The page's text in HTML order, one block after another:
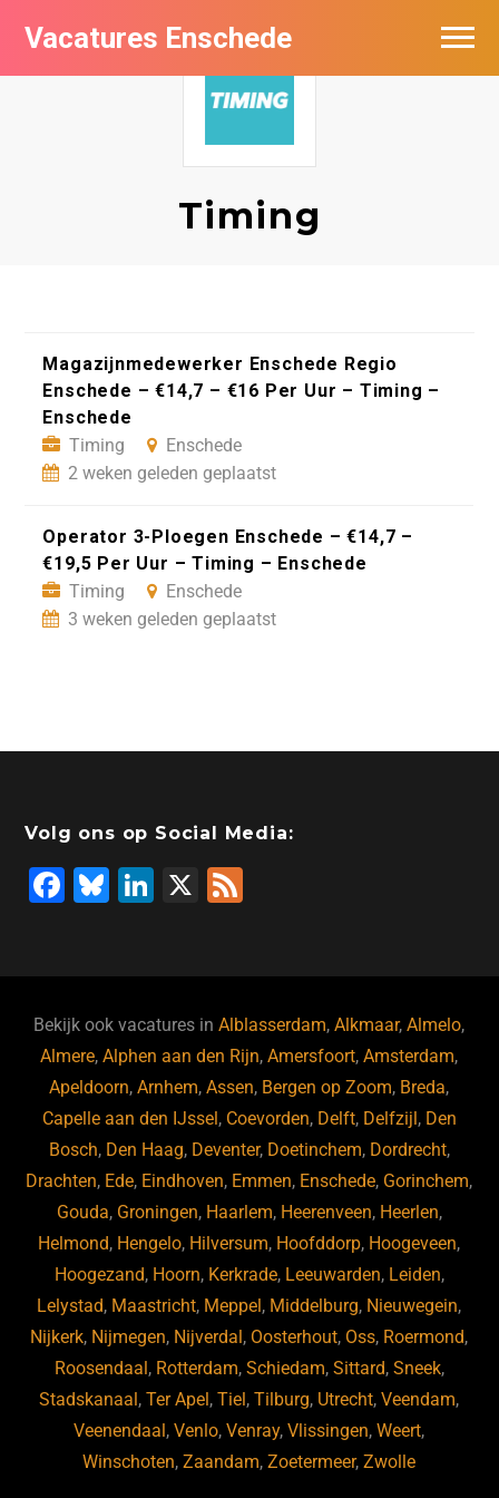
Vacatures Enschede
Timing
Magazijnmedewerker Enschede Regio
Enschede – €14,7 – €16 Per Uur – Timing –
Enschede
Timing
Enschede
2 weken geleden geplaatst
Operator 3-Ploegen Enschede – €14,7 –
€19,5 Per Uur – Timing – Enschede
Timing
Enschede
3 weken geleden geplaatst
Volg ons op Social Media:
F
b
o
o
k
Bl
ky
Li
dI
n
X
Bekijk ook vacatures inAlblasserdam,Alkmaar,Almelo,
Almere,Alphen aan den Rijn,Amersfoort,Amsterdam,
Apeldoorn,Arnhem,Assen, Bergen op Zoom, Breda,
Capelle aan den IJssel, Coevorden, Delft, Delfzijl, Den
Bosch, Den Haag, Deventer, Doetinchem, Dordrecht,
Drachten, Ede, Eindhoven, Emmen, Enschede, Gorinchem,
Gouda, Groningen, Haarlem, Heerenveen, Heerlen,
Helmond, Hengelo, Hilversum, Hoofddorp, Hoogeveen,
Hoogezand, Hoorn, Kerkrade, Leeuwarden, Leiden,
Lelystad, Maastricht, Meppel, Middelburg, Nieuwegein,
Nijkerk, Nijmegen, Nijverdal, Oosterhout, Oss, Roermond,
Roosendaal, Rotterdam, Schiedam, Sittard, Sneek,
Stadskanaal,Ter Apel,Tiel,Tilburg, Utrecht,Veendam,
Veenendaal,Venlo,Venray,Vlissingen,Weert,
Winschoten,Zaandam,Zoetermeer,Zwolle
Vacatures per bedrijf
De populairste vacatures in Enschede